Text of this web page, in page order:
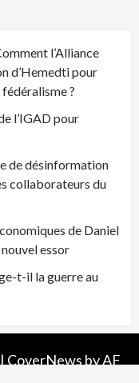
l’Alliance
d’Hemedti pour
?
l’IGAD pour
de désinformation
collaborateurs du
de Daniel
essor
t-il la guerre au
| CoverNews by AF